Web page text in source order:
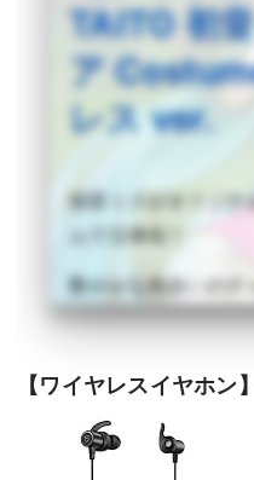
TAITO 初
ア
レス ver.
初音ミクがオリジナ
ムで立体化！
艶やかな色合いのチ
なやかで美しいフ
詳しく読む >
【ワイヤレスイヤホ